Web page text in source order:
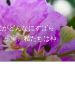
どんなにすばら
事実、私たちは神